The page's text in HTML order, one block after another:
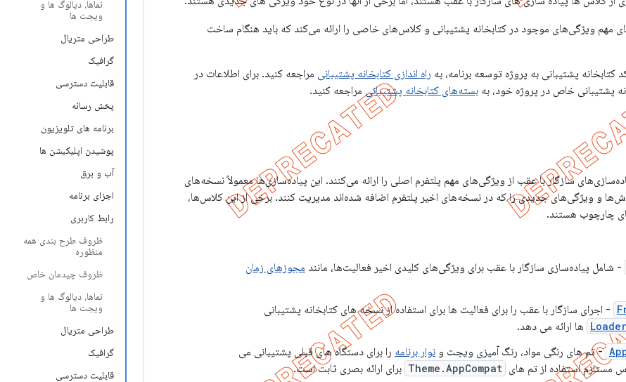
نماها، دیالوگ ها و
ویجت ها
طراحی متریال
گرافیک
قابلیت دسترسی
پخش رسانه
برنامه های تلویزیون
پوشیدن اپلیکیشن ها
آب و برق
اجزای برنامه
رابط کاربری
ظروف طرح بندی همه
منظوره
ظروف چیدمان خاص
نماها، دیالوگ ها و
ویجت ها
طراحی متریال
گرافیک
قابلیت دسترسی
مهم ویژگی‌های موجود در کتابخانه پشتیبانی و کلاس‌های خاصی را ارائه می‌کند که باید هنگام ساخت
پشتیبانی به پروژه توسعه برنامه، به راه اندازی کتابخانه پشتیبانی مراجعه کنید. برای اطلاعات در
پشتیبانی خاص در پروژه خود، به بسته‌های کتابخانه پشتیبانی مراجعه کنید.
سازگار با عقب از ویژگی‌های مهم پلتفرم اصلی را ارائه می‌کنند. این پیاده‌سازی‌ها معمولاً نسخه‌های
و ویژگی‌های جدیدی را که در نسخه‌های اخیر پلتفرم اضافه شده‌اند مدیریت کنند. برخی از این کلاس‌ها،
- شامل پیاده‌سازی سازگار با عقب برای ویژگی‌های کلیدی اخیر فعالیت‌ها، مانند مجوزهای زمان
- اجرای سازگار با عقب را برای فعالیت ها برای استفاده از نسخه های کتابخانه پشتیبانی
Loader
- تم های رنگی مواد، رنگ آمیزی ویجت و نوار برنامه را برای دستگاه های قبلی پشتیبانی می
مستلزم استفاده از تم های Theme.AppCompat برای ارائه بصری ثابت است.